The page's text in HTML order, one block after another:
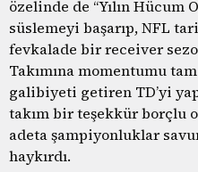
özelinde de “Yılın Hücum
süslemeyi başarıp, NFL
fevkalade bir receiver
Takımına momentumu
galibiyeti getiren TD’yi
takım bir teşekkür borçlu
adeta şampiyonluklar
haykırdı.